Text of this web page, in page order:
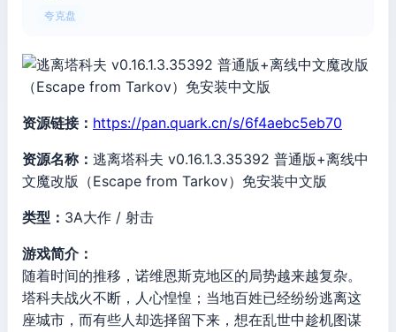
夸克盘
资源链接： https://pan.quark.cn/s/6f4aebc5eb70
资源名称： 逃离塔科夫 v0.16.1.3.35392 普通版+离线中
文魔改版（Escape from Tarkov）免安装中文版
类型： 3A大作 / 射击
游戏简介：
随着时间的推移，诺维恩斯克地区的局势越来越复杂。
塔科夫战火不断，人心惶惶；当地百姓已经纷纷逃离这
座城市，而有些人却选择留下来，想在乱世中趁机图谋